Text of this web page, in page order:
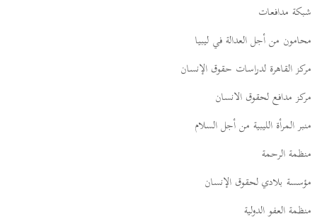
شبكة مدافعات
محامون من أجل العدالة في ليبيا
مركز القاهرة لدراسات حقوق الإنسان
مركز مدافع لحقوق الانسان
منبر المرأة الليبية من أجل السلام
منظمة الرحمة
مؤسسة بلادي لحقوق الإنسان
منظمة العفو الدولية